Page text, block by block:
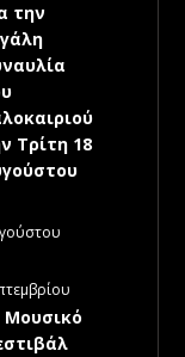
την
Τρίτη 18
Μουσικό